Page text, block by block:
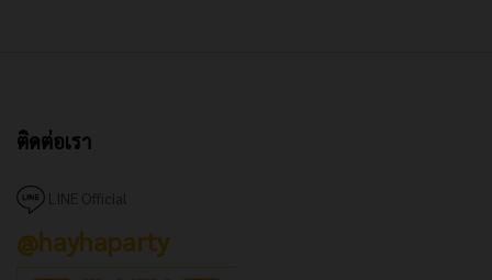
ติดต่อเรา
@hayhaparty